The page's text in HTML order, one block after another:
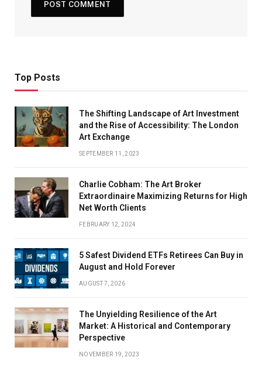
Top Posts
The Shifting Landscape of Art Investment
and the Rise of Accessibility: The London
Art Exchange
SEPTEMBER 11, 2023
Charlie Cobham: The Art Broker
Extraordinaire Maximizing Returns for High
Net Worth Clients
FEBRUARY 12, 2024
5 Safest Dividend ETFs Retirees Can Buy in
August and Hold Forever
AUGUST 7, 2026
The Unyielding Resilience of the Art
Market: A Historical and Contemporary
Perspective
NOVEMBER 19, 2023